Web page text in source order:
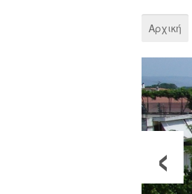
Αρχική
‹